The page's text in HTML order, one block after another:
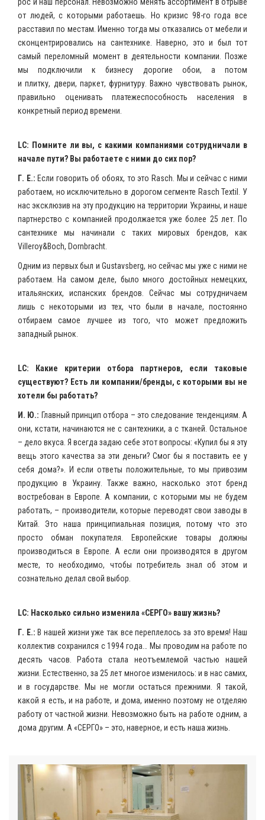
рос и наш персонал. Невозможно менять ассортимент в отрыве
от людей, с которыми работаешь. Но кризис 98-го года все
расставил по местам. Именно тогда мы отказались от мебели и
сконцентрировались на сантехнике. Наверно, это и был тот
самый переломный момент в деятельности компании. Позже
мы подключили к бизнесу дорогие обои, а потом
и плитку, двери, паркет, фурнитуру. Важно чувствовать рынок,
правильно оценивать платежеспособность населения в
конкретный период времени.
LC: Помните ли вы, с какими компаниями сотрудничали в
начале пути? Вы работаете с ними до сих пор?
Г. Е.: Если говорить об обоях, то это Rasch. Мы и сейчас с ними
работаем, но исключительно в дорогом сегменте Rasch Textil. У
нас эксклюзив на эту продукцию на территории Украины, и наше
партнерство с компанией продолжается уже более 25 лет. По
сантехнике мы начинали с таких мировых брендов, как
Villeroy&Boch, Dornbracht.
Одним из первых был и Gustavsberg, но сейчас мы уже с ними не
работаем. На самом деле, было много достойных немецких,
итальянских, испанских брендов. Сейчас мы сотрудничаем
лишь с некоторыми из тех, что были в начале, постоянно
отбираем самое лучшее из того, что может предложить
западный рынок.
LC: Какие критерии отбора партнеров, если таковые
существуют? Есть ли компании/бренды, с которыми вы не
хотели бы работать?
И. Ю.: Главный принцип отбора – это следование тенденциям. А
они, кстати, начинаются не с сантехники, а с тканей. Остальное
– дело вкуса. Я всегда задаю себе этот вопросы: «Купил бы я эту
вещь этого качества за эти деньги? Смог бы я поставить ее у
себя дома?». И если ответы положительные, то мы привозим
продукцию в Украину. Также важно, насколько этот бренд
востребован в Европе. А компании, с которыми мы не будем
работать, – производители, которые переводят свои заводы в
Китай. Это наша принципиальная позиция, потому что это
просто обман покупателя. Европейские товары должны
производиться в Европе. А если они производятся в другом
месте, то необходимо, чтобы потребитель знал об этом и
сознательно делал свой выбор.
LC: Насколько сильно изменила «СЕРГО» вашу жизнь?
Г. Е.: В нашей жизни уже так все переплелось за это время! Наш
коллектив сохранился с 1994 года… Мы проводим на работе по
десять часов. Работа стала неотъемлемой частью нашей
жизни. Естественно, за 25 лет многое изменилось: и в нас самих,
и в государстве. Мы не могли остаться прежними. Я такой,
какой я есть, и на работе, и дома, именно поэтому не отделяю
работу от частной жизни. Невозможно быть на работе одним, а
дома другим. А «СЕРГО» – это, наверное, и есть наша жизнь.